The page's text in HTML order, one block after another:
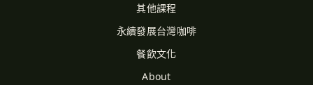
其他課程
永續發展台灣咖啡
餐飲文化
About